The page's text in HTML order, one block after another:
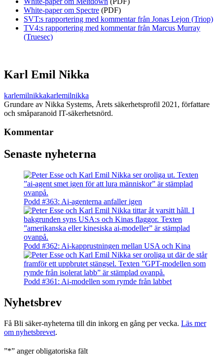
White-paper om Spectre (PDF)
SVT:s rapportering med kommentar från Jonas Lejon (Triop)
TV4:s rapportering med kommentar från Marcus Murray
(Truesec)
Karl Emil Nikka
karlemilnikkakarlemilnikka
Grundare av Nikka Systems, Årets säkerhetsprofil 2021, författare
och småparanoid IT-säkerhetsnörd.
Kommentar
Senaste nyheterna
Podd #363: Ai-agenterna anfaller igen
Podd #362: Ai-kapprustningen mellan USA och Kina
Podd #361: Ai-modellen som rymde från labbet
Nyhetsbrev
Få Bli säker-nyheterna till din inkorg en gång per vecka. Läs mer
om nyhetsbrevet.
”*” anger obligatoriska fält